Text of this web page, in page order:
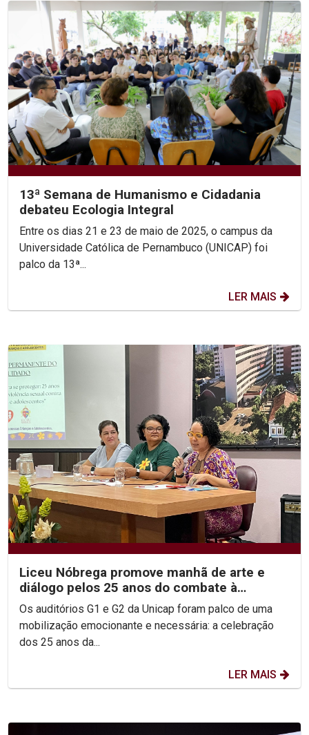
13ª Semana de Humanismo e Cidadania
debateu Ecologia Integral
Entre os dias 21 e 23 de maio de 2025, o campus da
Universidade Católica de Pernambuco (UNICAP) foi
palco da 13ª...
LER MAIS
Liceu Nóbrega promove manhã de arte e
diálogo pelos 25 anos do combate à
violência sexual infantil
Os auditórios G1 e G2 da Unicap foram palco de uma
mobilização emocionante e necessária: a celebração
dos 25 anos da...
LER MAIS